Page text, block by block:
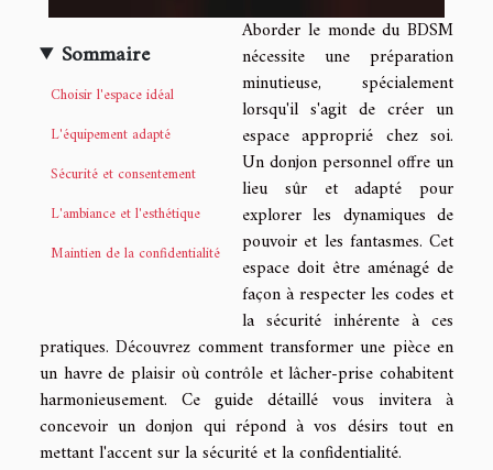
Sommaire
Choisir l'espace idéal
L'équipement adapté
Sécurité et consentement
L'ambiance et l'esthétique
Maintien de la confidentialité
Aborder le monde du BDSM
nécessite une préparation
minutieuse, spécialement
lorsqu'il s'agit de créer un
espace approprié chez soi.
Un donjon personnel offre un
lieu sûr et adapté pour
explorer les dynamiques de
pouvoir et les fantasmes. Cet
espace doit être aménagé de
façon à respecter les codes et
la sécurité inhérente à ces
pratiques. Découvrez comment transformer une pièce en
un havre de plaisir où contrôle et lâcher-prise cohabitent
harmonieusement. Ce guide détaillé vous invitera à
concevoir un donjon qui répond à vos désirs tout en
mettant l'accent sur la sécurité et la confidentialité.